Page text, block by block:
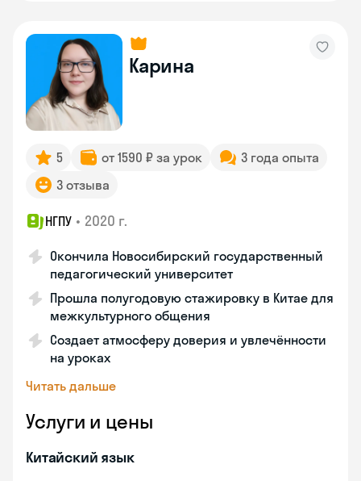
Карина
5 от 1590 ₽ за урок
3 года опыта
3 отзыва
НГПУ • 2020 г.
Окончила Новосибирский государственный
педагогический университет
Прошла полугодовую стажировку в Китае для
межкультурного общения
Создает атмосферу доверия и увлечённости
на уроках
Читать дальше
Услуги и цены
Китайский язык